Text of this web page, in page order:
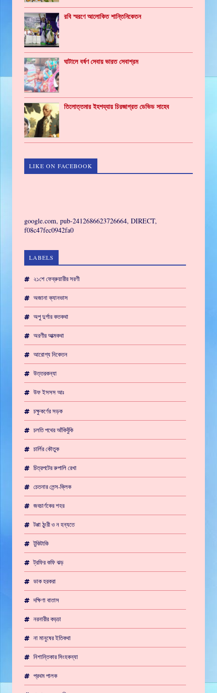
রবি স্মরণে আলোকিত শান্তিনিকেতন
ঘাটালে বর্ষণ সেবায় ভারত সেবাশ্রম
তিলোত্তমার ইহশয্যায় চিরজাগ্রত ডেভিড সাহেব
LIKE ON FACEBOOK
google.com, pub-2412686623726664, DIRECT,
f08c47fec0942fa0
LABELS
২১শে ফেব্রুয়ারীর সরণী
অজানা ক্যানভাস
অপু দুর্গার কতকথা
অরণীর আত্মকথা
আরোগ্য নিকেতন
উত্তরকন্যা
উফ ইসসস আঃ
চক্ষুকর্ণের সড়ক
চলতি পথের আঁকিবুঁকি
চার্লির কৌতুক
চিত্রপটের রুপালি রেখা
চেতনার লেন্স-ক্লিক
জবচার্ণকের শহর
টপ্পা ঠুংরী ও ন হন্যতে
টুকিটাকি
ট্রফির কফি ঝড়
ডাক হরকরা
দক্ষিণা বাতাস
নরনারীর কড়চা
না মানুষের ইতিকথা
নিশান্তিকার সিংহকন্যা
প্রথম পালক